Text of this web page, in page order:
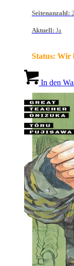
Seitenanzahl:
Aktuell: Ja
Status: Wir
In den